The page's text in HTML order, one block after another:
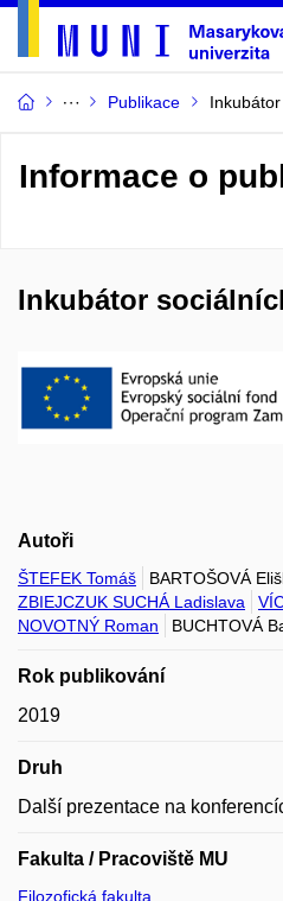
Publikace
Informace o
Inkubátor
Autoři
ŠTEFEK Tomáš
BARTOŠOVÁ
ZBIEJCZUK SUCHÁ Ladislava
NOVOTNÝ Roman
BUCHTOVÁ
Rok publikování
2019
Druh
Další prezentace na
Fakulta / Pracoviště MU
Filozofická fakulta